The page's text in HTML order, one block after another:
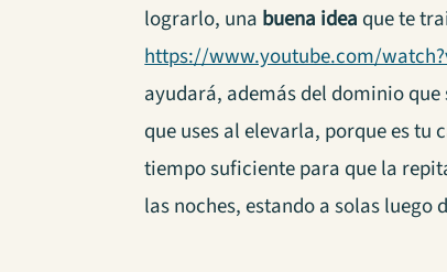
lograrlo, una buena idea que te
https://www.youtube.com/
ayudará, además del dominio
que uses al elevarla, porque es
tiempo suficiente para que la
las noches, estando a solas luego